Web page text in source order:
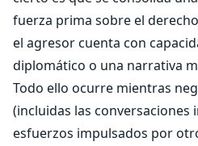
fuerza prima sobre el
el agresor cuenta con
diplomático o una narrativa
Todo ello ocurre mientras
(incluidas las conversaciones
esfuerzos impulsados por